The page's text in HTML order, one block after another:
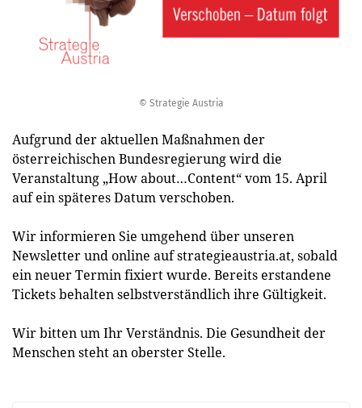
© Strategie Austria
Aufgrund der aktuellen Maßnahmen der
österreichischen Bundesregierung wird die
Veranstaltung „How about…Content“ vom 15. April
auf ein späteres Datum verschoben.
Wir informieren Sie umgehend über unseren
Newsletter und online auf strategieaustria.at, sobald
ein neuer Termin fixiert wurde. Bereits erstandene
Tickets behalten selbstverständlich ihre Gültigkeit.
Wir bitten um Ihr Verständnis. Die Gesundheit der
Menschen steht an oberster Stelle.